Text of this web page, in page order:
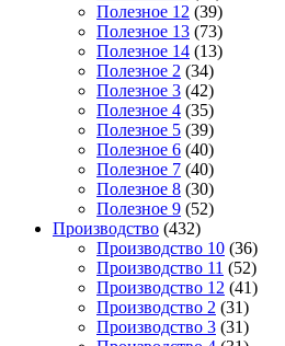
Полезное 12 (39)
Полезное 13 (73)
Полезное 14 (13)
Полезное 2 (34)
Полезное 3 (42)
Полезное 4 (35)
Полезное 5 (39)
Полезное 6 (40)
Полезное 7 (40)
Полезное 8 (30)
Полезное 9 (52)
Производство (432)
Производство 10 (36)
Производство 11 (52)
Производство 12 (41)
Производство 2 (31)
Производство 3 (31)